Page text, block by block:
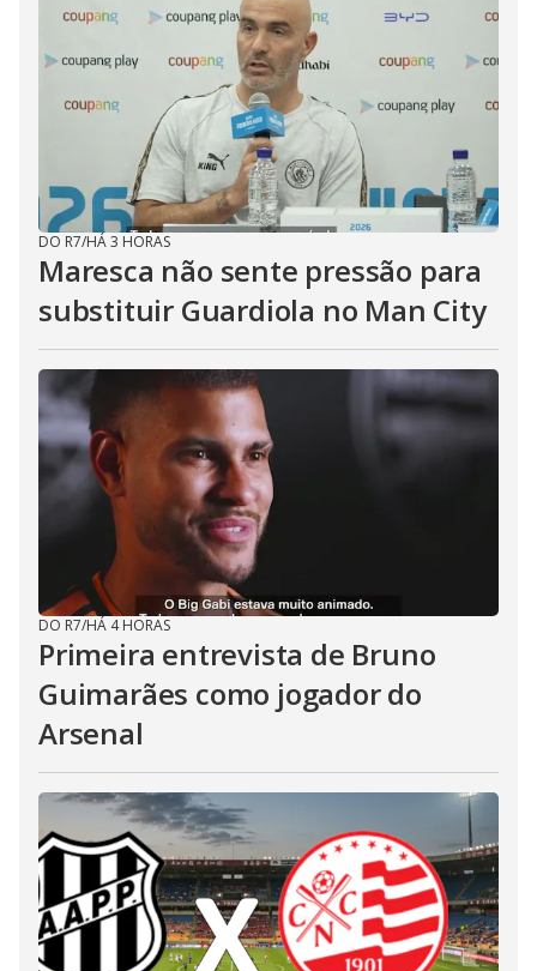
DO R7/HÁ 3 HORAS
Maresca não sente pressão para
substituir Guardiola no Man City
DO R7/HÁ 4 HORAS
Primeira entrevista de Bruno
Guimarães como jogador do
Arsenal